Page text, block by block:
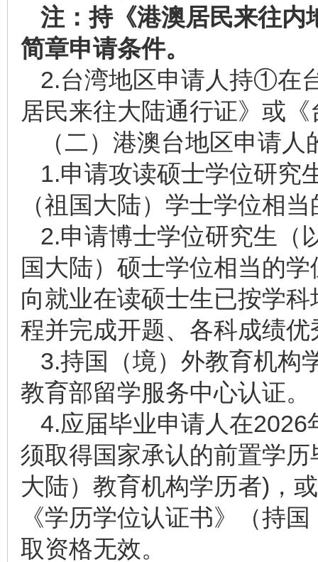
注：持《港澳居民来往内
简章申请条件。
2.台湾地区申请人持①在
居民来往大陆通行证》或
（二）港澳台地区申请
1.申请攻读硕士学位研究
（祖国大陆）学士学位相
2.申请博士学位研究生（
国大陆）硕士学位相当的
向就业在读硕士生已按学
程并完成开题、各科成绩
3.持国（境）外教育机构
教育部留学服务中心认证。
4.应届毕业申请人在
须取得国家承认的前置学
大陆）教育机构学历者)，
《学历学位认证书》（持
取资格无效。